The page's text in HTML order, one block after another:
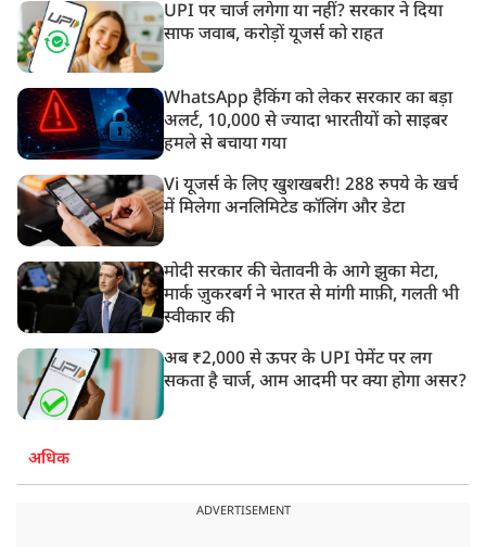
UPI पर चार्ज लगेगा या नहीं? सरकार ने दिया
साफ जवाब, करोड़ों यूजर्स को राहत
WhatsApp हैकिंग को लेकर सरकार का बड़ा
अलर्ट, 10,000 से ज्यादा भारतीयों को साइबर
हमले से बचाया गया
Vi यूजर्स के लिए खुशखबरी! 288 रुपये के खर्च
में मिलेगा अनलिमिटेड कॉलिंग और डेटा
मोदी सरकार की चेतावनी के आगे झुका मेटा,
मार्क ज़ुकरबर्ग ने भारत से मांगी माफ़ी, गलती भी
स्वीकार की
अब ₹2,000 से ऊपर के UPI पेमेंट पर लग
सकता है चार्ज, आम आदमी पर क्या होगा असर?
अधिक
ADVERTISEMENT